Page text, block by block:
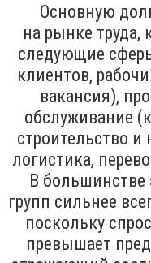
Основную
на рынке труда,
следующие
клиентов,
вакансия),
обслуживание
строительство
логистика,
В большинстве
групп сильнее
поскольку
превышает